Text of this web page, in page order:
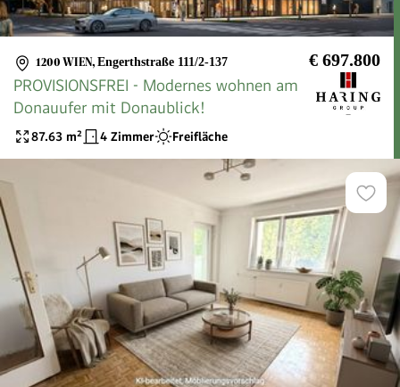
1200 WIEN, Engerthstraße 111/2-137 € 697.800
PROVISIONSFREI - Modernes wohnen am
Donauufer mit Donaublick!
87.63 m² 4 Zimmer Freifläche